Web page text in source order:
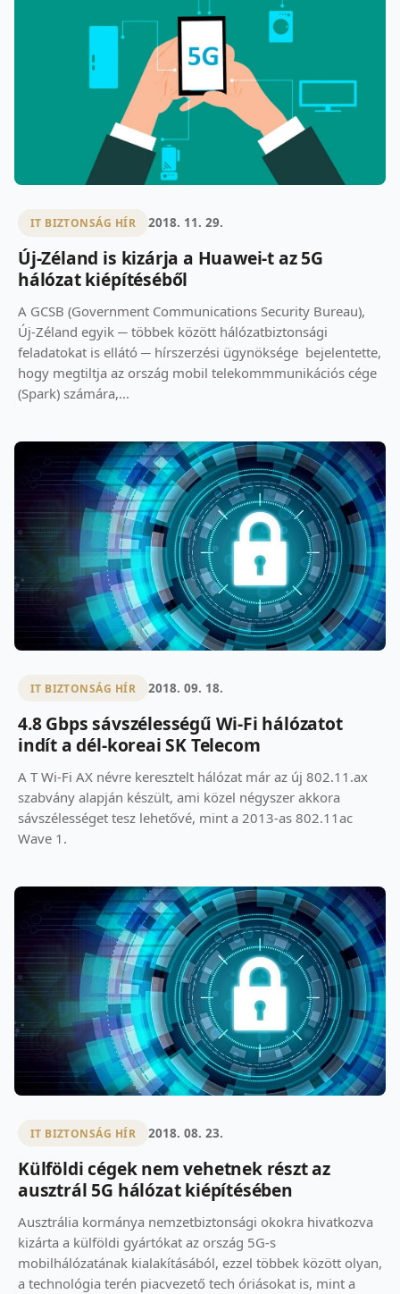
IT BIZTONSÁG HÍR 2018. 11. 29.
Új-Zéland is kizárja a Huawei-t az 5G
hálózat kiépítéséből
A GCSB (Government Communications Security Bureau),
Új-Zéland egyik ─ többek között hálózatbiztonsági
feladatokat is ellátó ─ hírszerzési ügynöksége bejelentette,
hogy megtiltja az ország mobil telekommmunikációs cége
(Spark) számára,...
IT BIZTONSÁG HÍR 2018. 09. 18.
4.8 Gbps sávszélességű Wi-Fi hálózatot
indít a dél-koreai SK Telecom
A T Wi-Fi AX névre keresztelt hálózat már az új 802.11.ax
szabvány alapján készült, ami közel négyszer akkora
sávszélességet tesz lehetővé, mint a 2013-as 802.11ac
Wave 1.
IT BIZTONSÁG HÍR 2018. 08. 23.
Külföldi cégek nem vehetnek részt az
ausztrál 5G hálózat kiépítésében
Ausztrália kormánya nemzetbiztonsági okokra hivatkozva
kizárta a külföldi gyártókat az ország 5G-s
mobilhálózatának kialakításából, ezzel többek között olyan,
a technológia terén piacvezető tech óriásokat is, mint a